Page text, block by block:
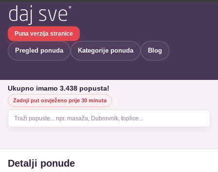
Puna verzija stranice
Pregled ponuda Kategorije ponuda Blog
Ukupno imamo 3.438 popusta!
Zadnji put osvježeno prije 30 minuta
Traži popuste... npr. masaža, Dubrovnik, toplice...
Detalji ponude